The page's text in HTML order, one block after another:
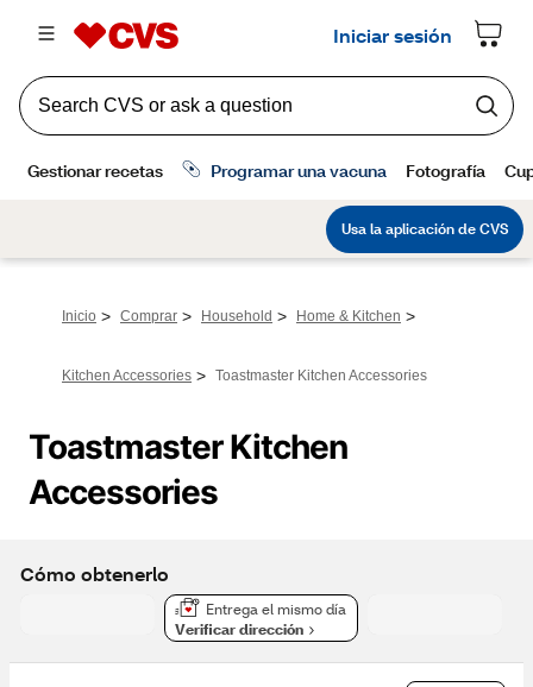
Inicio > Comprar > Household > Home & Kitchen >
Kitchen Accessories > Toastmaster Kitchen Accessories
Toastmaster Kitchen
Accessories
Cómo obtenerlo
Entrega el mismo día
Verificar dirección